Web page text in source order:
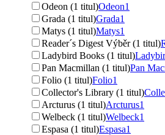
Odeon (1 titul)Odeon1
Grada (1 titul)Grada1
Matys (1 titul)Matys1
Reader´s Digest Výběr (1 titul)
Ladybird Books (1 titul)
Pan Macmillan (1 titul)Pan
Folio (1 titul)Folio1
Collector's Library (1 titul)
Arcturus (1 titul)Arcturus1
Welbeck (1 titul)Welbeck1
Espasa (1 titul)Espasa1